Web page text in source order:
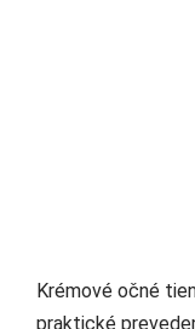
Krémové očné
praktické